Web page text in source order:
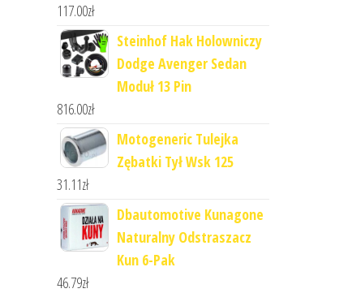
117.00zł
Steinhof Hak Holowniczy
Dodge Avenger Sedan
Moduł 13 Pin
816.00zł
Motogeneric Tulejka
Zębatki Tył Wsk 125
31.11zł
Dbautomotive Kunagone
Naturalny Odstraszacz
Kun 6-Pak
46.79zł